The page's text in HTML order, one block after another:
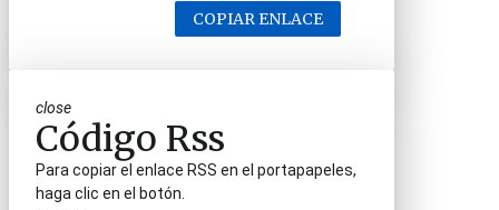
COPIAR ENLACE
close
Código Rss
Para copiar el enlace RSS en el portapapeles,
haga clic en el botón.